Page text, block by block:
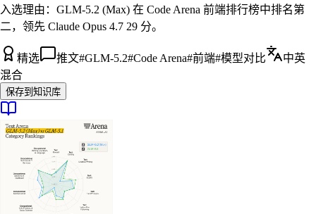
入选理由： GLM-5.2 (Max) 在 Code Arena 前端排行榜中排名第
二，领先 Claude Opus 4.7 29 分。
精选 推文#GLM-5.2#Code Arena#前端#模型对比
中英
混合
保存到知识库